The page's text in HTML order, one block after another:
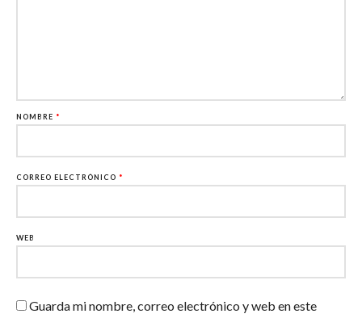
NOMBRE *
CORREO ELECTRÓNICO *
WEB
Guarda mi nombre, correo electrónico y web en este